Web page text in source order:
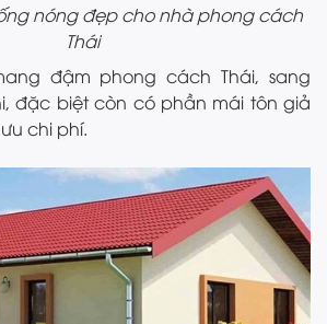
nóng đẹp cho nhà phong cách
Thái
đậm phong cách Thái, sang
đặc biệt còn có phần mái tôn giả
chi phí.